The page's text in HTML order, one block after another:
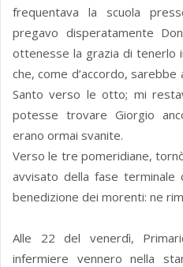
frequentava la scuola
pregavo disperatamente
ottenesse la grazia di tenerlo
che, come d’accordo,
Santo verso le otto; mi
potesse trovare Giorgio
erano ormai svanite.
Verso le tre pomeridiane,
avvisato della fase terminale
benedizione dei morenti: ne
Alle 22 del venerdì,
infermiere vennero nella